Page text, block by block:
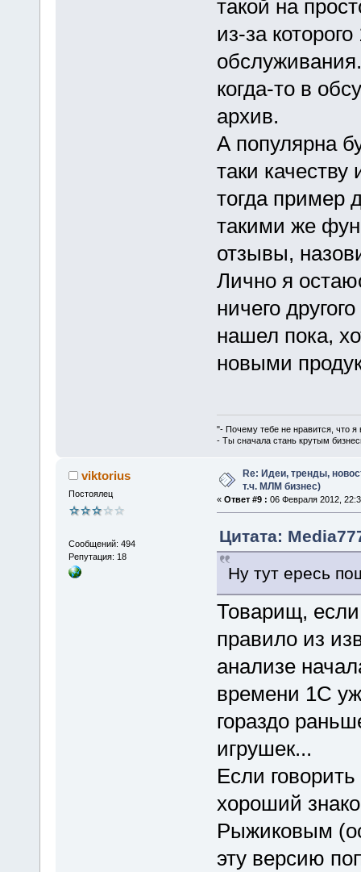
такой на
из-за
когда-то в
архив.
А популярна
таки
тогда пример
такими же
отзывы,
Лично я
ничего
нашел пока,
новыми
"- Почему тебе не нравится, что я
- Ты сначала стань крутым
viktorius
Постоялец
Сообщений: 494
Репутация: 18
Re: Идеи, тренды,
т.ч. МЛМ бизнес)
« Ответ #9 : 06 Февраля 2012,
Цитата:
Ну тут ересь
Товарищ, если
правило из
анализе
времени 1С
гораздо
игрушек...
Если
хороший
Рыжиковым
эту версию